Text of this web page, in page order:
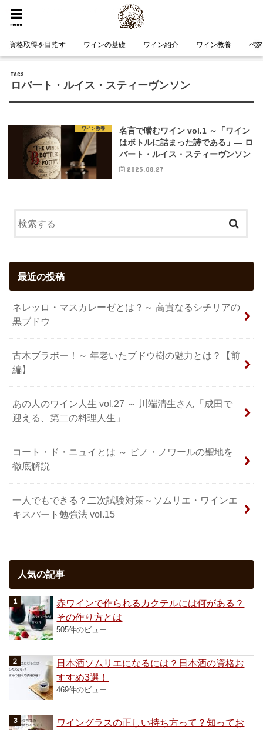
menu
資格取得を目指す ワインの基礎 ワイン紹介 ワイン教養 ペ
HOME タグ : ロバート・ルイス・スティーヴンソン
ロバート・ルイス・スティーヴンソン
ワイン教養
名言で嗜むワイン vol.1 ～「ワイン
はボトルに詰まった詩である」― ロ
バート・ルイス・スティーヴンソン
2025.08.27
最近の投稿
ネレッロ・マスカレーゼとは？～ 高貴なるシチリアの
黒ブドウ
古木ブラボー！～ 年老いたブドウ樹の魅力とは？【前
編】
あの人のワイン人生 vol.27 ～ 川端清生さん「成田で
迎える、第二の料理人生」
コート・ド・ニュイとは ～ ピノ・ノワールの聖地を
徹底解説
一人でもできる？二次試験対策～ソムリエ・ワインエ
キスパート勉強法 vol.15
人気の記事
赤ワインで作られるカクテルには何がある？
その作り方とは
505件のビュー
日本酒ソムリエになるには？日本酒の資格お
すすめ3選！
469件のビュー
ワイングラスの正しい持ち方って？知ってお